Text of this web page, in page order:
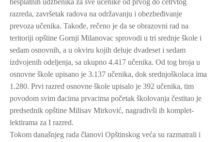
besplatnih udžbenika za sve učenike od prvog do četrvtog
razreda, završetak radova na održavanju i obezbeđivanje
prevoza učenika. Takođe, rečeno je da se obrazovni rad na
teritoriji opštine Gornji Milanovac sprovodi u tri srednje škole i
sedam osnovnih, a u okviru kojih deluje dvadeset i sedam
izdvojenih odeljenja, sa ukupno 4.417 učenika. Od tog broja u
osnovne škole upisano je 3.137 učenika, dok srednjoškolaca ima
1.280. Prvi razred osnovne škole upisalo je 392 učenika, tim
povodom svim đacima prvacima početak školovanja čestitao je
predsednik opštine Milisav Mirković, nagradivši ih komplet-
lektirama za I razred.
Tokom današnjeg rada članovi Opštinskog veća su razmatrali i